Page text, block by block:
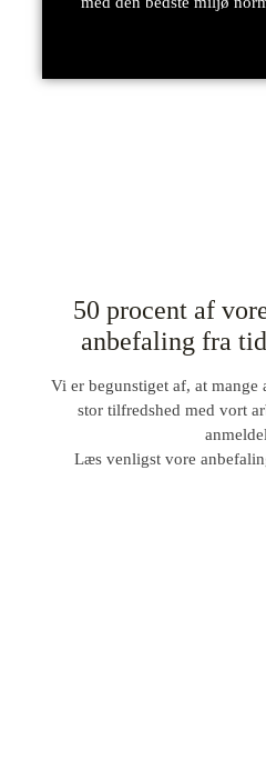
50 procent af
anbefaling fra
Vi er begunstiget af, at
stor tilfredshed med vort
Læs venligst vore